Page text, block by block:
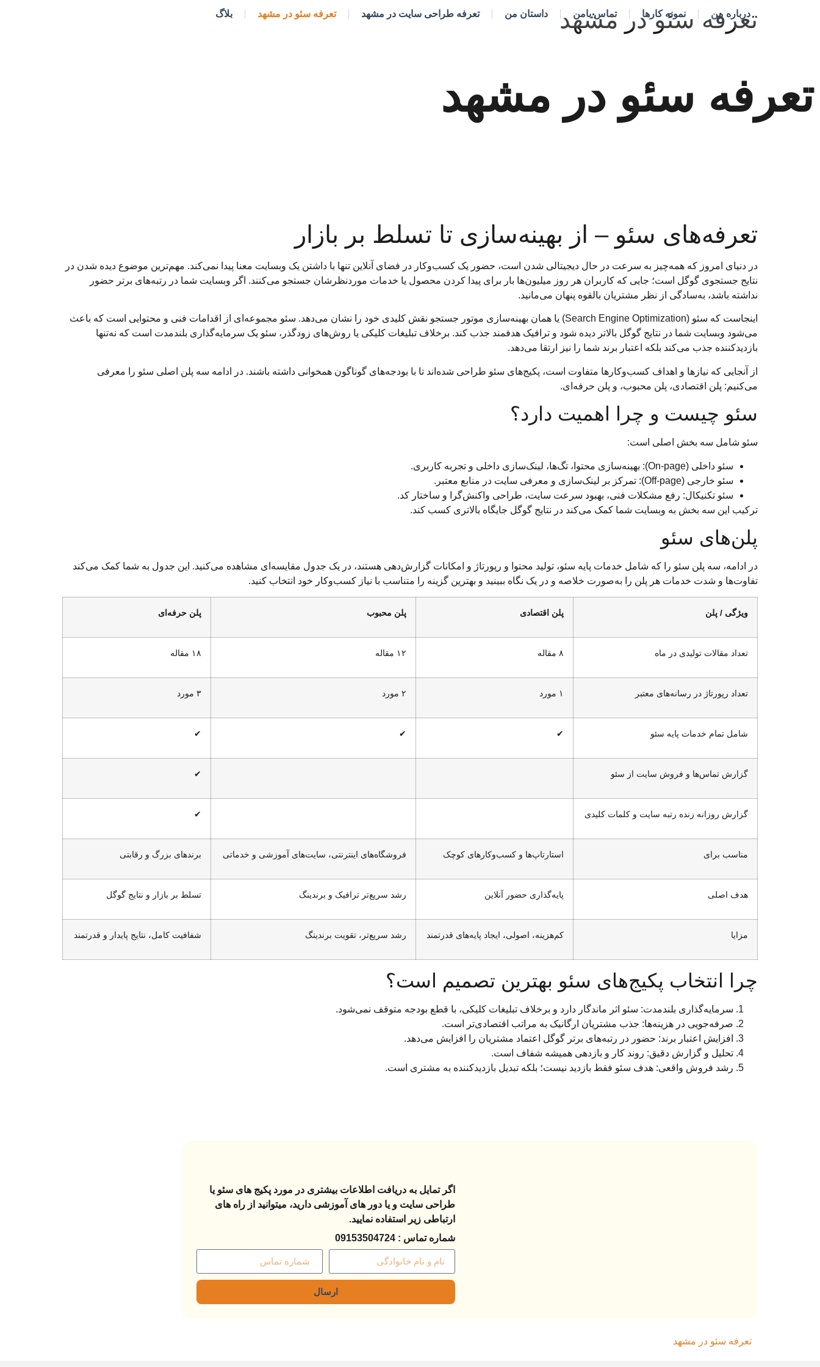
درباره من نمونه کارها تماس بامن داستان من تعرفه طراحی سایت در مشهد تعرفه سئو در مشهد بلاگ تعرفه سئو در مشهد
تعرفه سئو در مشهد
تعرفه‌های سئو – از بهینه‌سازی تا تسلط بر بازار
در دنیای امروز که همه‌چیز به سرعت در حال دیجیتالی شدن است، حضور یک کسب‌وکار در فضای آنلاین تنها با داشتن یک وبسایت معنا پیدا نمی‌کند. مهم‌ترین موضوع دیده شدن در
نتایج جستجوی گوگل است؛ جایی که کاربران هر روز میلیون‌ها بار برای پیدا کردن محصول یا خدمات موردنظرشان جستجو می‌کنند. اگر وبسایت شما در رتبه‌های برتر حضور
نداشته باشد، به‌سادگی از نظر مشتریان بالقوه پنهان می‌مانید.
اینجاست که سئو (Search Engine Optimization) یا همان بهینه‌سازی موتور جستجو نقش کلیدی خود را نشان می‌دهد. سئو مجموعه‌ای از اقدامات فنی و محتوایی است که باعث
می‌شود وبسایت شما در نتایج گوگل بالاتر دیده شود و ترافیک هدفمند جذب کند. برخلاف تبلیغات کلیکی یا روش‌های زودگذر، سئو یک سرمایه‌گذاری بلندمدت است که نه‌تنها
بازدیدکننده جذب می‌کند بلکه اعتبار برند شما را نیز ارتقا می‌دهد.
از آنجایی که نیازها و اهداف کسب‌وکارها متفاوت است، پکیج‌های سئو طراحی شده‌اند تا با بودجه‌های گوناگون همخوانی داشته باشند. در ادامه سه پلن اصلی سئو را معرفی
می‌کنیم: پلن اقتصادی، پلن محبوب، و پلن حرفه‌ای.
سئو چیست و چرا اهمیت دارد؟
سئو شامل سه بخش اصلی است:
سئو داخلی (On-page): بهینه‌سازی محتوا، تگ‌ها، لینک‌سازی داخلی و تجربه کاربری.
سئو خارجی (Off-page): تمرکز بر لینک‌سازی و معرفی سایت در منابع معتبر.
سئو تکنیکال: رفع مشکلات فنی، بهبود سرعت سایت، طراحی واکنش‌گرا و ساختار کد.
ترکیب این سه بخش به وبسایت شما کمک می‌کند در نتایج گوگل جایگاه بالاتری کسب کند.
پلن‌های سئو
در ادامه، سه پلن سئو را که شامل خدمات پایه سئو، تولید محتوا و رپورتاژ و امکانات گزارش‌دهی هستند، در یک جدول مقایسه‌ای مشاهده می‌کنید. این جدول به شما کمک می‌کند
تفاوت‌ها و شدت خدمات هر پلن را به‌صورت خلاصه و در یک نگاه ببینید و بهترین گزینه را متناسب با نیاز کسب‌وکار خود انتخاب کنید.
ویژگی / پلن پلن اقتصادی پلن محبوب پلن حرفه‌ای
تعداد مقالات تولیدی در ماه ۸ مقاله ۱۲ مقاله ۱۸ مقاله
تعداد رپورتاژ در رسانه‌های معتبر ۱ مورد ۲ مورد ۳ مورد
شامل تمام خدمات پایه سئو ✔
✔
✔
گزارش تماس‌ها و فروش سایت از سئو ✔
گزارش روزانه زنده رتبه سایت و کلمات کلیدی ✔
مناسب برای استارتاپ‌ها و کسب‌وکارهای کوچک فروشگاه‌های اینترنتی، سایت‌های آموزشی و خدماتی برندهای بزرگ و رقابتی
هدف اصلی پایه‌گذاری حضور آنلاین رشد سریع‌تر ترافیک و برندینگ تسلط بر بازار و نتایج گوگل
مزایا کم‌هزینه، اصولی، ایجاد پایه‌های قدرتمند رشد سریع‌تر، تقویت برندینگ شفافیت کامل، نتایج پایدار و قدرتمند
چرا انتخاب پکیج‌های سئو بهترین تصمیم است؟
سرمایه‌گذاری بلندمدت: سئو اثر ماندگار دارد و برخلاف تبلیغات کلیکی، با قطع بودجه متوقف نمی‌شود.
صرفه‌جویی در هزینه‌ها: جذب مشتریان ارگانیک به مراتب اقتصادی‌تر است.
افزایش اعتبار برند: حضور در رتبه‌های برتر گوگل اعتماد مشتریان را افزایش می‌دهد.
تحلیل و گزارش دقیق: روند کار و بازدهی همیشه شفاف است.
رشد فروش واقعی: هدف سئو فقط بازدید نیست؛ بلکه تبدیل بازدیدکننده به مشتری است.
اگر تمایل به دریافت اطلاعات بیشتری در مورد پکیج های سئو یا
طراحی سایت و یا دور های آموزشی دارید، میتوانید از راه های
ارتباطی زیر استفاده نمایید.
شماره تماس : 09153504724
ارسال
تعرفه سئو در مشهد